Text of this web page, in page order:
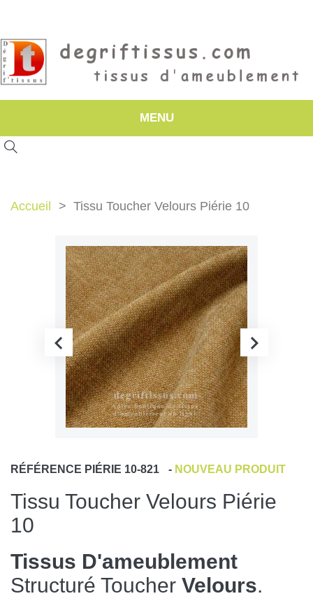
MENU
Accueil Tissu Toucher Velours Piérie 10
RÉFÉRENCE PIÉRIE 10-821 - NOUVEAU PRODUIT
Tissu Toucher Velours Piérie
10
Tissus D'ameublement
Structuré Toucher Velours.